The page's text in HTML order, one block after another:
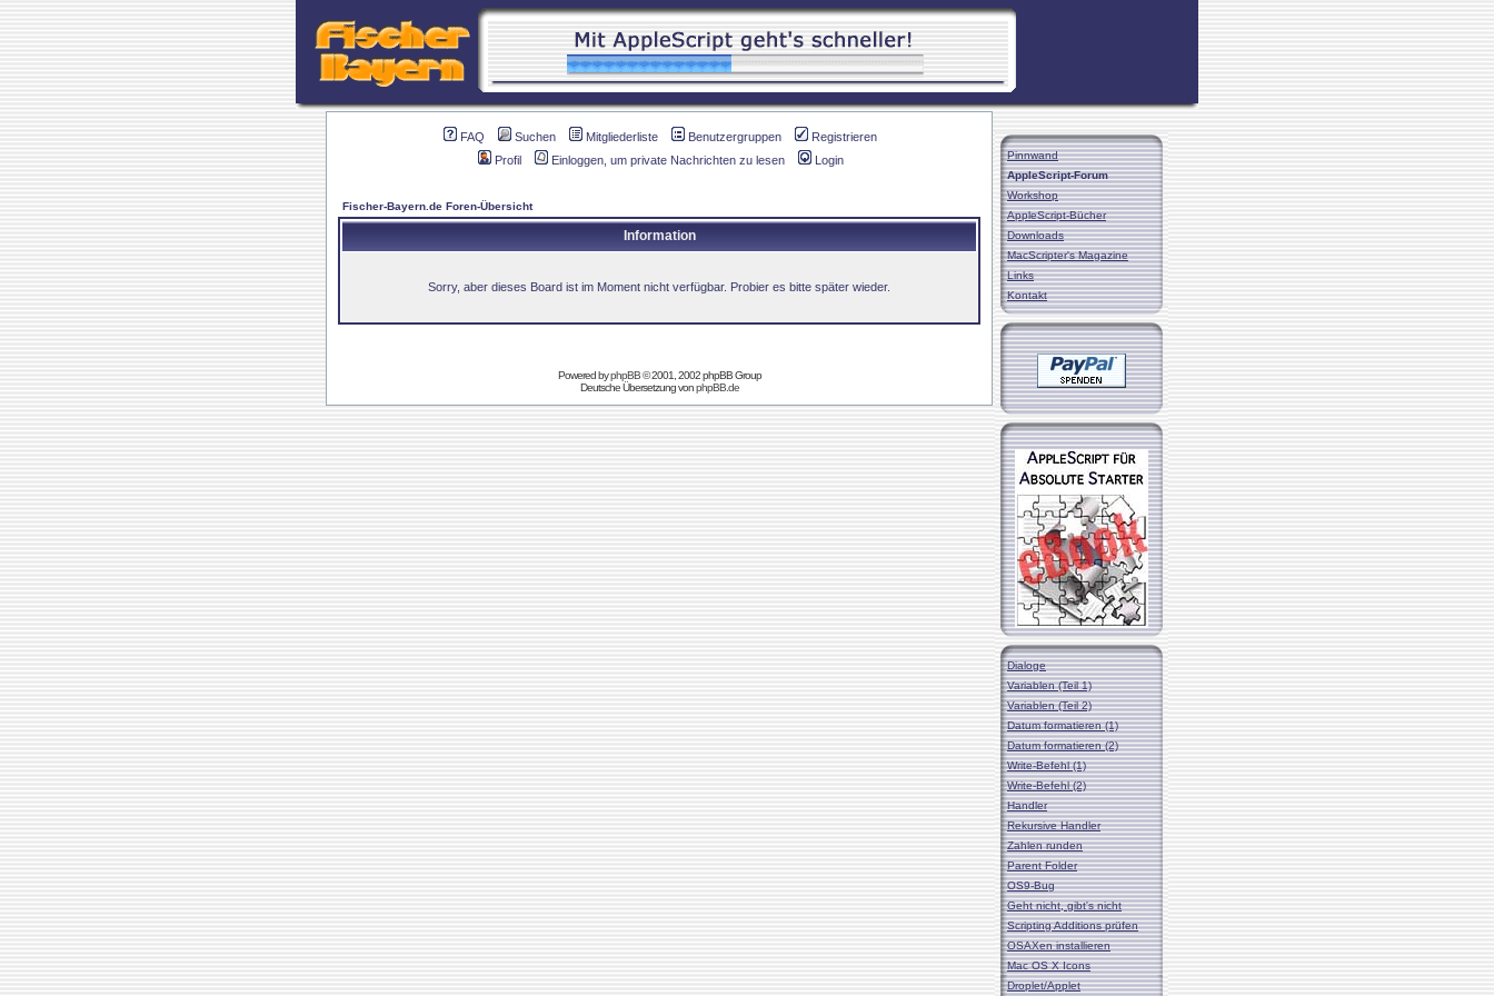
FAQ Suchen Mitgliederliste Benutzergruppen
Registrieren
Profil
Einloggen, um private Nachrichten zu lesen Login
Fischer-Bayern.de Foren-Übersicht
Information
Sorry, aber dieses Board ist im Moment nicht verfügbar. Probier es bitte später wieder.
Powered byphpBB© 2001, 2002 phpBB Group
Deutsche Übersetzung vonphpBB.de
Pinnwand
AppleScript-Forum
Workshop
AppleScript-Bücher
Downloads
MacScripter's Magazine
Links
Kontakt
Dialoge
Variablen (Teil 1)
Variablen (Teil 2)
Datum formatieren (1)
Datum formatieren (2)
Write-Befehl (1)
Write-Befehl (2)
Handler
Rekursive Handler
Zahlen runden
Parent Folder
OS9-Bug
Geht nicht, gibt's nicht
Scripting Additions prüfen
OSAXen installieren
Mac OS X Icons
Droplet/Applet